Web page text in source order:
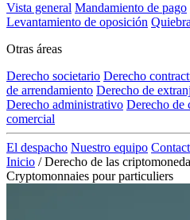
Vista general Mandamiento de pago
Levantamiento de oposición Quiebra
Otras áreas
Derecho societario Derecho
de arrendamiento Derecho de
Derecho administrativo Derecho de
comercial
El despacho Nuestro equipo
Inicio / Derecho de las
Cryptomonnaies pour particuliers